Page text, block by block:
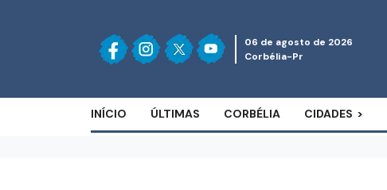
06 de agosto de 2026
Corbélia-Pr
INÍCIO ÚLTIMAS CORBÉLIA CIDADES